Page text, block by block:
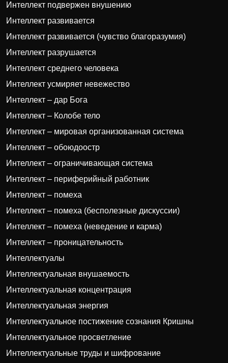
Интеллект подвержен внушению
Интеллект развивается
Интеллект развивается (чувство благоразумия)
Интеллект разрушается
Интеллект среднего человека
Интеллект усмиряет невежество
Интеллект – дар Бога
Интеллект – Колобе тело
Интеллект – мировая организованная система
Интеллект – обоюдоостр
Интеллект – ограничивающая система
Интеллект – периферийный работник
Интеллект – помеха
Интеллект – помеха (бесполезные дискуссии)
Интеллект – помеха (неведение и карма)
Интеллект – проницательность
Интеллектуалы
Интеллектуальная внушаемость
Интеллектуальная концентрация
Интеллектуальная энергия
Интеллектуальное постижение сознания Кришны
Интеллектуальное просветление
Интеллектуальные труды и шифрование